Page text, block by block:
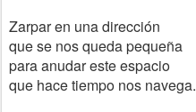
Zarpar en una dirección
que se nos queda pequeña
para anudar este espacio
que hace tiempo nos navega.